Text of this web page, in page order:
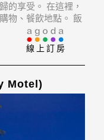
的享受。 在這裡，
物、餐飲地點。 飯
點變得方便快捷。
線上訂房
Motel)